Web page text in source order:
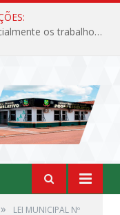
Câmara Municipal de Jacundá abre oficialmente os trabalhos legislativos de 2026
»
LEI MUNICIPAL Nº